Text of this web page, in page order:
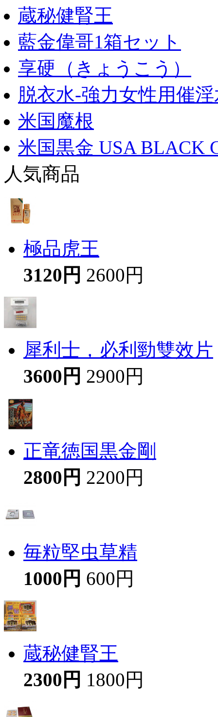
蔵秘健腎王
藍金偉哥1箱セット
享硬（きょうこう）
脱衣水-強力女性用催
米国魔根
米国黒金 USA BLACK
人気商品
極品虎王
3120円 2600円
犀利士，必利勁雙效片
3600円 2900円
正竜徳国黒金剛
2800円 2200円
毎粒堅虫草精
1000円 600円
蔵秘健腎王
2300円 1800円